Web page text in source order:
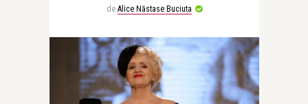
de Alice Năstase Buciuta